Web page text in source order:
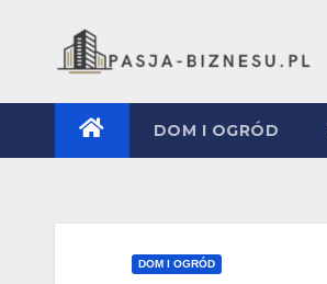
DOM I OGRÓD
DOM I OGRÓD